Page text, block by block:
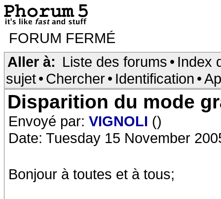
FORUM FERMÉ
Aller à: Liste des forums • Index
sujet• Chercher• Identification •
Disparition du mode
Envoyé par: VIGNOLI ()
Date: Tuesday 15 November
Bonjour à toutes et à tous;